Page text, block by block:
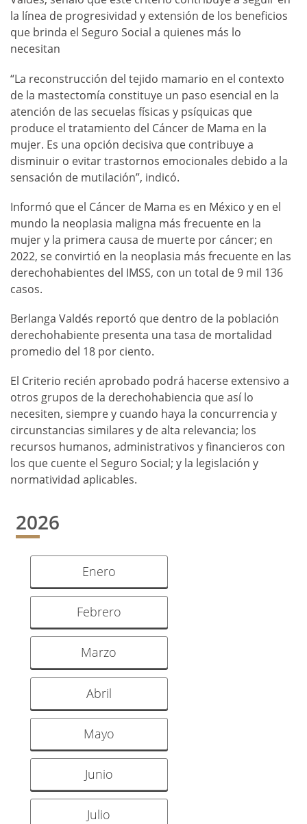
la línea de progresividad y extensión de los beneficios
que brinda el Seguro Social a quienes más lo
necesitan
“La reconstrucción del tejido mamario en el contexto
de la mastectomía constituye un paso esencial en la
atención de las secuelas físicas y psíquicas que
produce el tratamiento del Cáncer de Mama en la
mujer. Es una opción decisiva que contribuye a
disminuir o evitar trastornos emocionales debido a la
sensación de mutilación”, indicó.
Informó que el Cáncer de Mama es en México y en el
mundo la neoplasia maligna más frecuente en la
mujer y la primera causa de muerte por cáncer; en
2022, se convirtió en la neoplasia más frecuente en las
derechohabientes del IMSS, con un total de 9 mil 136
casos.
Berlanga Valdés reportó que dentro de la población
derechohabiente presenta una tasa de mortalidad
promedio del 18 por ciento.
El Criterio recién aprobado podrá hacerse extensivo a
otros grupos de la derechohabiencia que así lo
necesiten, siempre y cuando haya la concurrencia y
circunstancias similares y de alta relevancia; los
recursos humanos, administrativos y financieros con
los que cuente el Seguro Social; y la legislación y
normatividad aplicables.
2026
Enero
Febrero
Marzo
Abril
Mayo
Junio
Julio